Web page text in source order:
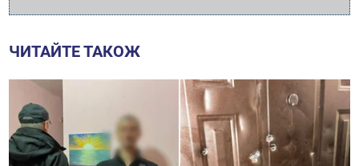
ЧИТАЙТЕ ТАКОЖ